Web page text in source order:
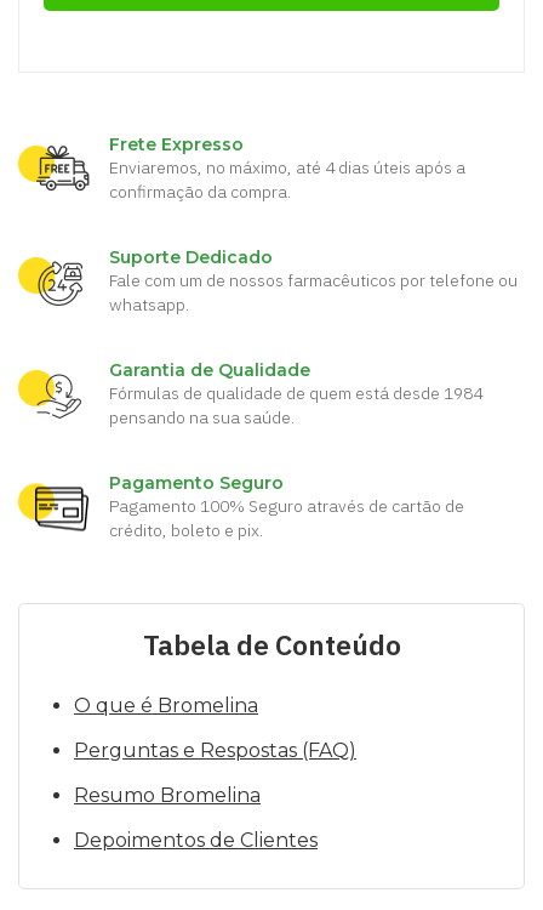
Frete Expresso
Enviaremos, no máximo, até 4 dias úteis após a
confirmação da compra.
Suporte Dedicado
Fale com um de nossos farmacêuticos por telefone ou
whatsapp.
Garantia de Qualidade
Fórmulas de qualidade de quem está desde 1984
pensando na sua saúde.
Pagamento Seguro
Pagamento 100% Seguro através de cartão de
crédito, boleto e pix.
Tabela de Conteúdo
O que é Bromelina
Perguntas e Respostas (FAQ)
Resumo Bromelina
Depoimentos de Clientes